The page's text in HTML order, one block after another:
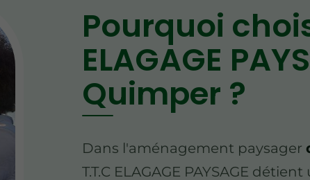
Pourquoi
ELAGAGE
Quimper ?
Dans l'aménagement paysager
T.T.C ELAGAGE PAYSAGE